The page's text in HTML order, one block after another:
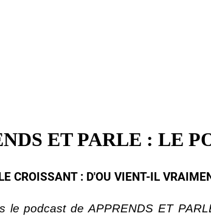
ET PARLE : LE
CROISSANT : D'OU VIENT-IL
le podcast de APPRENDS ET